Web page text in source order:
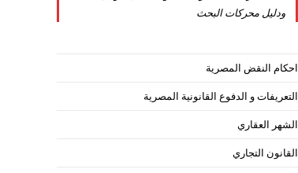
tab
ودليل محركات البحث
احكام النقض المصرية
التعريفات و الدفوع القانونية المصرية
الشهر العقاري
القانون التجاري